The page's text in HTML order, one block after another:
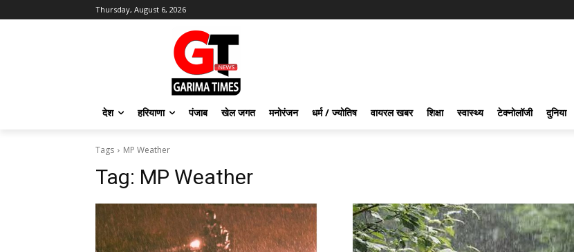
Thursday, August 6, 2026
देश हरियाणा पंजाब खेल जगत मनोरंजन धर्म / ज्योतिष वायरल खबर शिक्षा स्वास्थ्य टेक्नोलॉजी दुनिया
Tags MP Weather
Tag: MP Weather